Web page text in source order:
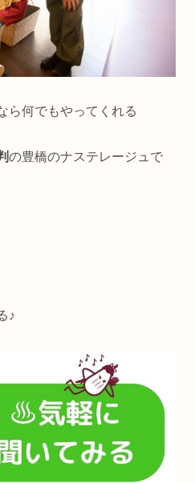
ら何でもやってくれる
の豊橋のナステレージュで
♪